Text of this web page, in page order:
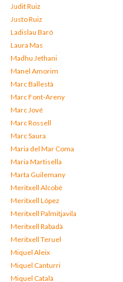
Judit Ruiz
Justo Ruiz
Ladislau Baró
Laura Mas
Madhu Jethani
Manel Amorim
Marc Ballestà
Marc Font-Areny
Marc Jové
Marc Rossell
Marc Saura
Maria del Mar Coma
Maria Martisella
Marta Guilemany
Meritxell Alcobé
Meritxell López
Meritxell Palmitjavila
Meritxell Rabadà
Meritxell Teruel
Miquel Aleix
Miquel Canturri
Miquel Català